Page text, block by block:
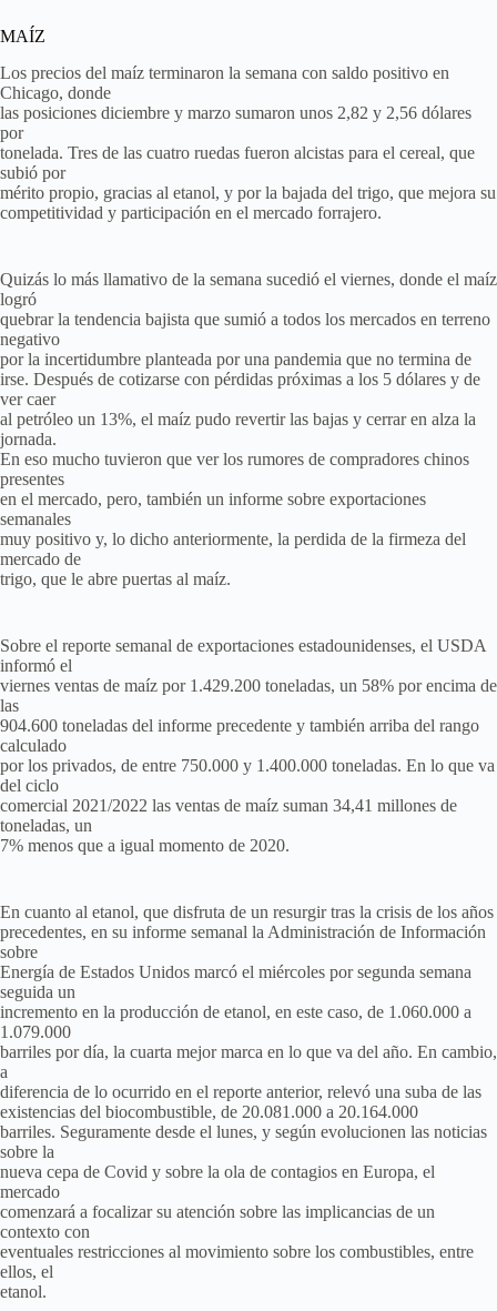
MAÍZ
Los precios del maíz terminaron la semana con saldo positivo en
Chicago, donde
las posiciones diciembre y marzo sumaron unos 2,82 y 2,56 dólares
por
tonelada. Tres de las cuatro ruedas fueron alcistas para el cereal, que
subió por
mérito propio, gracias al etanol, y por la bajada del trigo, que mejora su
competitividad y participación en el mercado forrajero.
Quizás lo más llamativo de la semana sucedió el viernes, donde el maíz
logró
quebrar la tendencia bajista que sumió a todos los mercados en terreno
negativo
por la incertidumbre planteada por una pandemia que no termina de
irse. Después de cotizarse con pérdidas próximas a los 5 dólares y de
ver caer
al petróleo un 13%, el maíz pudo revertir las bajas y cerrar en alza la
jornada.
En eso mucho tuvieron que ver los rumores de compradores chinos
presentes
en el mercado, pero, también un informe sobre exportaciones
semanales
muy positivo y, lo dicho anteriormente, la perdida de la firmeza del
mercado de
trigo, que le abre puertas al maíz.
Sobre el reporte semanal de exportaciones estadounidenses, el USDA
informó el
viernes ventas de maíz por 1.429.200 toneladas, un 58% por encima de
las
904.600 toneladas del informe precedente y también arriba del rango
calculado
por los privados, de entre 750.000 y 1.400.000 toneladas. En lo que va
del ciclo
comercial 2021/2022 las ventas de maíz suman 34,41 millones de
toneladas, un
7% menos que a igual momento de 2020.
En cuanto al etanol, que disfruta de un resurgir tras la crisis de los años
precedentes, en su informe semanal la Administración de Información
sobre
Energía de Estados Unidos marcó el miércoles por segunda semana
seguida un
incremento en la producción de etanol, en este caso, de 1.060.000 a
1.079.000
barriles por día, la cuarta mejor marca en lo que va del año. En cambio,
a
diferencia de lo ocurrido en el reporte anterior, relevó una suba de las
existencias del biocombustible, de 20.081.000 a 20.164.000
barriles. Seguramente desde el lunes, y según evolucionen las noticias
sobre la
nueva cepa de Covid y sobre la ola de contagios en Europa, el
mercado
comenzará a focalizar su atención sobre las implicancias de un
contexto con
eventuales restricciones al movimiento sobre los combustibles, entre
ellos, el
etanol.